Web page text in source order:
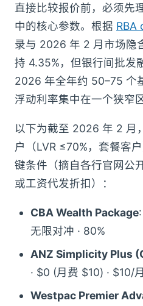
直接比较报价前，必须先
中的核心参数。根据 RBA
录与 2026 年 2 月市场隐
持 4.35%，但银行间批发
2026 年全年约 50–75 个
浮动利率集中在一个狭窄
以下为截至 2026 年 2 月
户（LVR ≤70%，套餐客
键条件（摘自各行官网公
或工资代发折扣）：
CBA Wealth Package
无限对冲 · 80%
ANZ Simplicity Plus
· $0 (月费 $10) · $10/
Westpac Premier